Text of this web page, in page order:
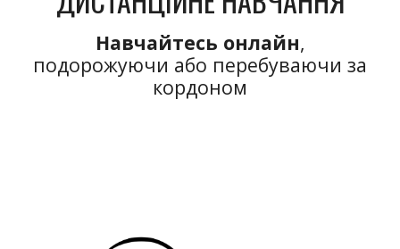
Навчайтесь онлайн,
подорожуючи або перебуваючи за
кордоном